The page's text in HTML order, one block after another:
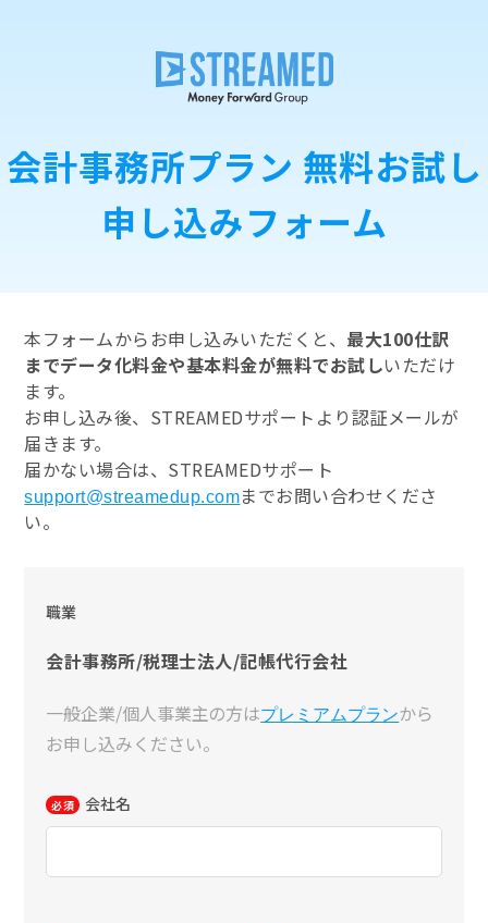
会計事務所プラン 無料お試し
申し込みフォーム
本フォームからお申し込みいただくと、 最大100仕訳
までデータ化料金や基本料金が無料でお試しいただけ
ます。
お申し込み後、STREAMEDサポートより認証メールが
届きます。
届かない場合は、STREAMEDサポート
support@streamedup.comまでお問い合わせくださ
い。
職業
会計事務所/税理士法人/記帳代行会社
一般企業/個人事業主の方はプレミアムプランから
お申し込みください。
必須 会社名